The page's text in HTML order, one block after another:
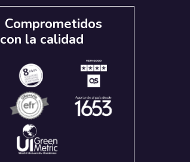
Comprometidos
con la calidad